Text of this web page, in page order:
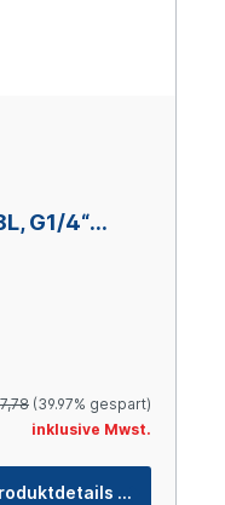
G1/4“
(39.97% gespart)
inklusive Mwst.
Produktdetails